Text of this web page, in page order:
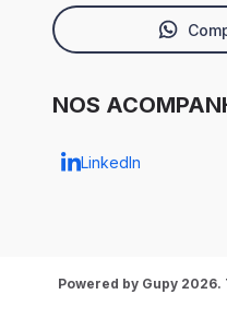
NOS
LinkedIn
Powered by Gupy